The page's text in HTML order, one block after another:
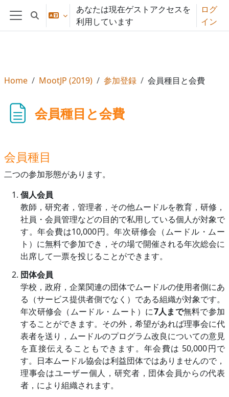
メインコンテンツへスキップする
サイドパネル
検索入力に切り替える
あなたは現在ゲストアクセスを
利用しています
ログ
イン
Home MootJP (2019) 参加登録 会員種目と会費
会員種目と会費
会員種目
二つの参加形態があります。
個人会員
教師，研究者，管理者，その他ムードルを教育，研修，
社員・会員管理などの目的で私用している個人が対象で
す。年会費は10,000円。年次研修会（ムードル・ムー
ト）に無料で参加でき，その場で開催される年次総会に
出席して一票を投じることができます。
団体会員
学校，政府，企業関連の団体でムードルの使用者側にあ
る（サービス提供者側でなく）である組織が対象です。
年次研修会（ムードル・ムート）に7人まで無料で参加
することができます。その外，希望があれば理事会に代
表者を送り，ムードルのプログラム改良についての意見
を直接伝えることもできます。年会費は 50,000円で
す。日本ムードル協会は利益団体ではありませんので，
理事会はユーザー個人，研究者，団体会員からの代表
者，により組織されます。